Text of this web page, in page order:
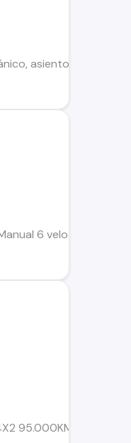
asientos de
6 velocidades
4X2 95.000KM